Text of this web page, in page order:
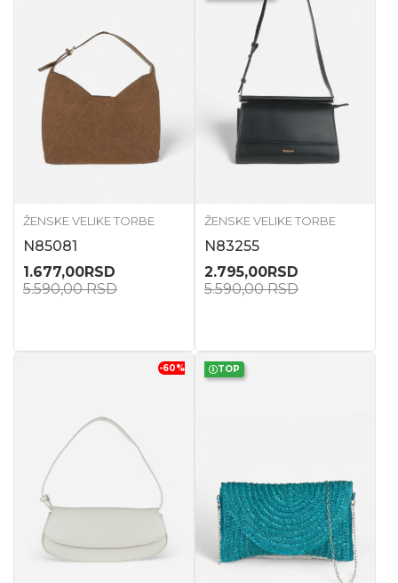
ŽENSKE VELIKE TORBE
N85081
1.677,00RSD
5.590,00RSD
ŽENSKE VELIKE TORBE
N83255
2.795,00RSD
5.590,00RSD
-60% TOP